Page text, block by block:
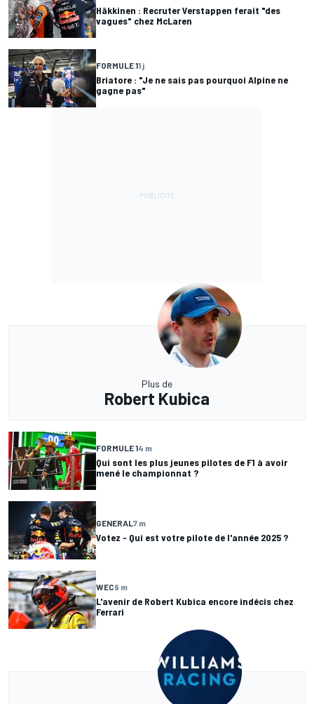
Häkkinen : Recruter Verstappen ferait "des
vagues" chez McLaren
FORMULE 11 j
Briatore : "Je ne sais pas pourquoi Alpine ne
gagne pas"
Plus de
Robert Kubica
FORMULE 14 m
Qui sont les plus jeunes pilotes de F1 à avoir
mené le championnat ?
GENERAL7 m
Votez - Qui est votre pilote de l'année 2025 ?
WEC9 m
L'avenir de Robert Kubica encore indécis chez
Ferrari